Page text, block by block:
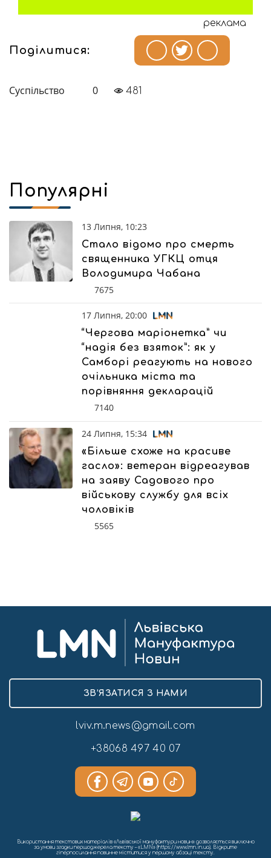
реклама
Поділитися:
Суспільство 0 481
Популярні
13 Липня, 10:23
Стало відомо про смерть
священника УГКЦ отця
Володимира Чабана
7675
17 Липня, 20:00
“Чергова маріонетка” чи
“надія без взяток”: як у
Самборі реагують на нового
очільника міста та
порівняння декларацій
7140
24 Липня, 15:34
«Більше схоже на красиве
гасло»: ветеран відреагував
на заяву Садового про
військову службу для всіх
чоловіків
5565
ЗВ’ЯЗАТИСЯ З НАМИ
lviv.m.news@gmail.com
+38068 497 40 07
Використання текстових матеріалів «Львівської мануфактури новин» дозволяється виключно
за умови згадки першоджерела тексту – «LMN» (https://www.lmn.in.ua). Відкрите
гіперпосилання повинне міститися у першому абзаці тексту.